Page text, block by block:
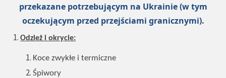
przekazane potrzebującym na Ukrainie (w tym
oczekującym przed przejściami granicznymi).
Odzież i okrycie:
Koce zwykłe i termiczne
Śpiwory